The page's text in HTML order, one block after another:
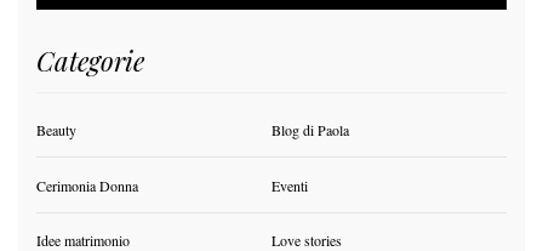
Categorie
Beauty Blog di Paola
Cerimonia Donna Eventi
Idee matrimonio Love stories